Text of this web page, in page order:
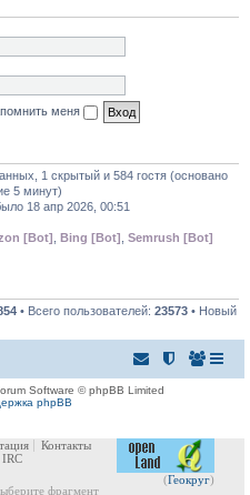
меня
1 скрытый и 584 гостя (основано
5 минут)
18 апр 2026, 00:51
[Bot] Bing [Bot] Semrush [Bot]
• Всего пользователей: 23573 • Новый
Software © phpBB Limited
phpBB
(Геокруг)
Контакты
IRC
фрагмент